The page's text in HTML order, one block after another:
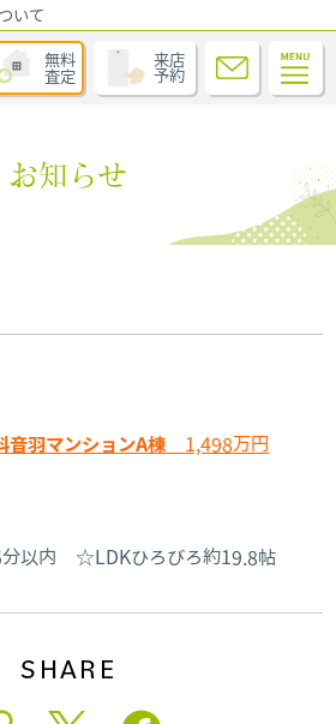
無料
査定
来店
予約
いて
お知らせ
音羽マンションA棟
1,498万円
分以内 ☆LDKひろびろ約19.8帖
SHARE